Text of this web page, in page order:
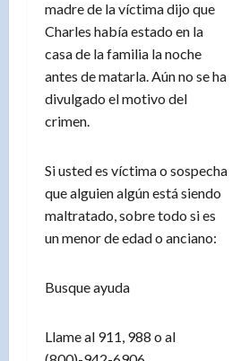
madre de la víctima dijo que
Charles había estado en la
casa de la familia la noche
antes de matarla. Aún no se ha
divulgado el motivo del
crimen.
Si usted es víctima o sospecha
que alguien algún está siendo
maltratado, sobre todo si es
un menor de edad o anciano:
Busque ayuda
Llame al 911, 988 o al